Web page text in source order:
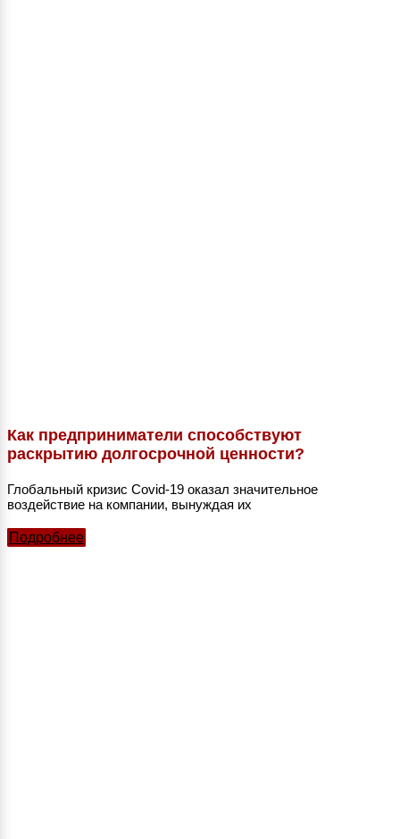
Как предприниматели способствуют
раскрытию долгосрочной ценности?
Глобальный кризис Covid-19 оказал значительное
воздействие на компании, вынуждая их
Подробнее